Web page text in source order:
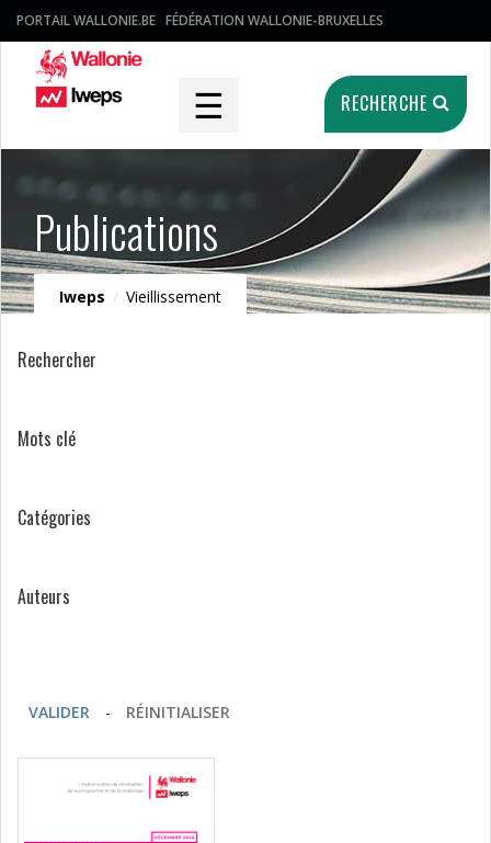
PORTAIL WALLONIE.BE FÉDÉRATION WALLONIE-BRUXELLES
☰ RECHERCHE
Publications
Iweps / Vieillissement
Rechercher
Mots clé
Catégories
Auteurs
VALIDER - RÉINITIALISER